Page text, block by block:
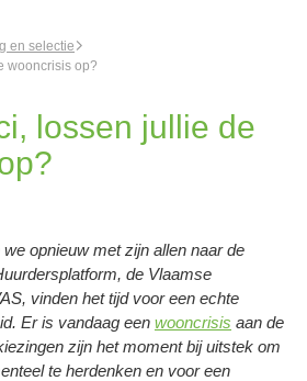
en selectie
wooncrisis op?
lossen jullie de
opnieuw met zijn allen naar de
de Vlaamse
vinden het tijd voor een echte
Er is vandaag een wooncrisis aan de
zijn het moment bij uitstek om
te herdenken en voor een